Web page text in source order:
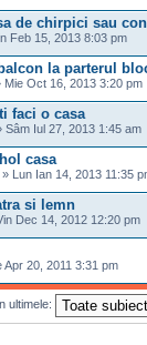
de chirpici sau
Feb 15, 2013 8:03 pm
la parterul
Mie Oct 16, 2013 3:20 pm
faci o casa
Sâm Iul 27, 2013 1:45 am
casa
» Lun Ian 14, 2013 11:35
si lemn
Dec 14, 2012 12:20 pm
Apr 20, 2011 3:31 pm
ultimele: